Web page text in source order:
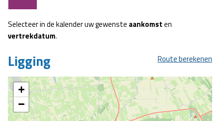
Selecteer in de kalender uw gewenste aankomsten
vertrekdatum.
Route berekenen
Ligging
+
−